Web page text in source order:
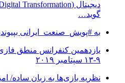
گوید…
به #پویش_صنعت_ایرانی
یازدهمین کنفرانس منطق فازی
۹-۱۳ سپتامبر ۲۰۱۹
نظریه بازی‌ها به زبان ساده/